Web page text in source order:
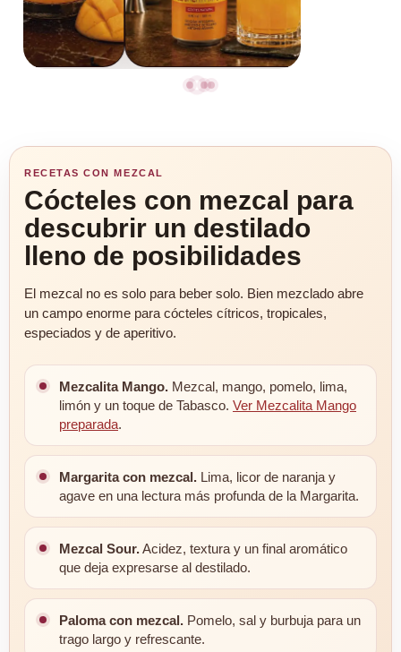
RECETAS CON MEZCAL
Cócteles con mezcal para
descubrir un destilado
lleno de posibilidades
El mezcal no es solo para beber solo. Bien mezclado abre
un campo enorme para cócteles cítricos, tropicales,
especiados y de aperitivo.
Mezcalita Mango. Mezcal, mango, pomelo, lima,
limón y un toque de Tabasco. Ver Mezcalita Mango
preparada.
Margarita con mezcal. Lima, licor de naranja y
agave en una lectura más profunda de la Margarita.
Mezcal Sour.Acidez, textura y un final aromático
que deja expresarse al destilado.
Paloma con mezcal. Pomelo, sal y burbuja para un
trago largo y refrescante.